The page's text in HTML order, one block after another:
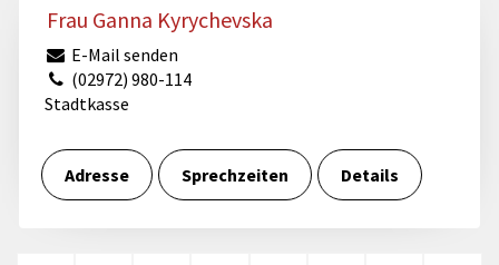
Frau Ganna Kyrychevska
E-Mail senden
(02972) 980-114
Stadtkasse
Adresse Sprechzeiten Details